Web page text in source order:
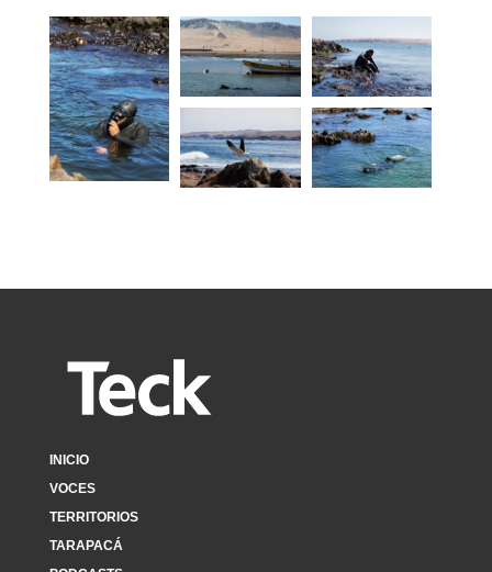
INICIO
VOCES
TERRITORIOS
TARAPACÁ